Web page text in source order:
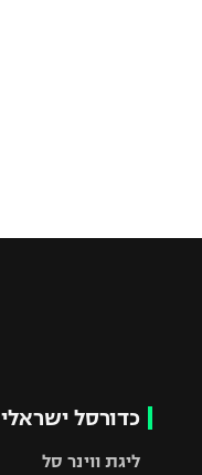
כדורסל ישראלי
ליגת ווינר סל